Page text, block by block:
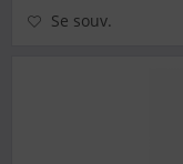
Se souv.